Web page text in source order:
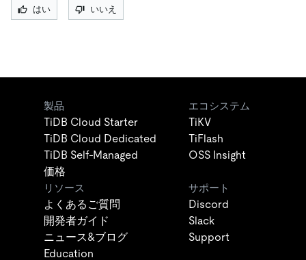
はい いいえ
製品
TiDB Cloud Starter
TiDB Cloud Dedicated
TiDB Self-Managed
価格
エコシステム
TiKV
TiFlash
OSS Insight
リソース
よくあるご質問
開発者ガイド
ニュース&ブログ
Education
サポート
Discord
Slack
Support